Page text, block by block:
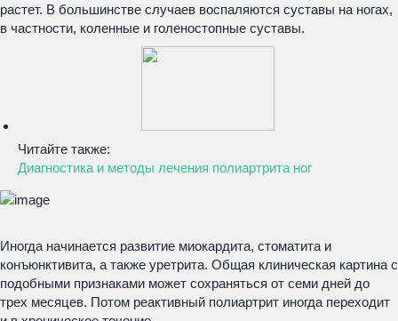
растет. В большинстве случаев воспаляются суставы на ногах,
в частности, коленные и голеностопные суставы.
Читайте также:
Диагностика и методы лечения полиартрита ног
Иногда начинается развитие миокардита, стоматита и
конъюнктивита, а также уретрита. Общая клиническая картина с
подобными признаками может сохраняться от семи дней до
трех месяцев. Потом реактивный полиартрит иногда переходит